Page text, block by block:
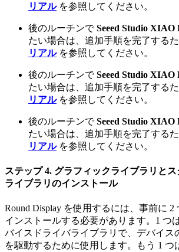
リアルを参照してください。
後のルーチンでSeeed Studio XIAO
たい場合は、追加手順を完了する
リアルを参照してください。
後のルーチンでSeeed Studio XIAO
たい場合は、追加手順を完了する
リアルを参照してください。
後のルーチンでSeeed Studio XIAO
たい場合は、追加手順を完了する
リアルを参照してください。
ステップ 4. グラフィックライブラリと
ライブラリのインストール
Round Display を使用するには、事前に 2
インストールする必要があります。1 つ
バイスドライバライブラリで、デバイス
を駆動するために使用します。もう 1 つ